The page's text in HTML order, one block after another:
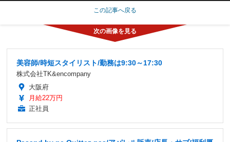
この記事へ戻る
美容師/時短スタイリスト/勤務は9:30～17:30
株式会社TK&encompany
大阪府
月給22万円
正社員